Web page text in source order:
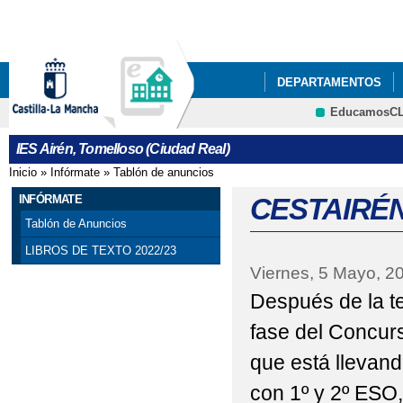
DEPARTAMENTOS
NUESTRO CENTRO
ACTO GRADUACIÓN
ADJUDICACIÓN
AGENDA ESCOLAR
BIBLIOTECA
CESTAIRÉN Y
IES Airén, Tomelloso (Ciudad Real)
Se encuentra usted aquí
Inicio » Infórmate » Tablón de anuncios
INFÓRMATE
Tablón de Anuncios
LIBROS DE TEXTO 2022/23
Viernes, 5 Mayo,
Después de la
fase del
que está
con 1º y 2º